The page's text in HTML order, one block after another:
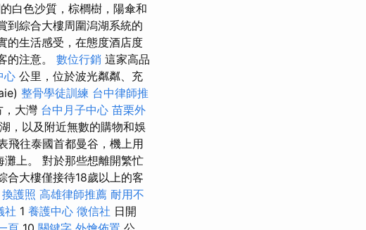
白色沙質，棕櫚樹，陽傘和
到綜合大樓周圍潟湖系統的
的生活感受，在態度酒店度
的注意。 數位行銷 這家高品
心 公里，位於波光粼粼、充
整骨學徒訓練 台中律師推
，大灣 台中月子中心 苗栗外
，以及附近無數的購物和娛
飛往泰國首都曼谷，機上用
上。 對於那些想離開繁忙
合大樓僅接待18歲以上的客
換護照 高雄律師推薦 耐用不
社 1 養護中心 徵信社 日開